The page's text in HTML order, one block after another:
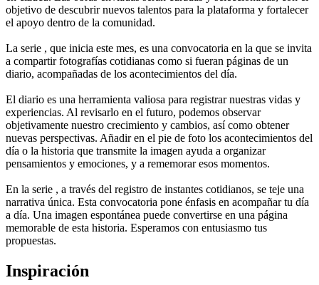
objetivo de descubrir nuevos talentos para la plataforma y fortalecer
el apoyo dentro de la comunidad.
La serie , que inicia este mes, es una convocatoria en la que se invita
a compartir fotografías cotidianas como si fueran páginas de un
diario, acompañadas de los acontecimientos del día.
El diario es una herramienta valiosa para registrar nuestras vidas y
experiencias. Al revisarlo en el futuro, podemos observar
objetivamente nuestro crecimiento y cambios, así como obtener
nuevas perspectivas. Añadir en el pie de foto los acontecimientos del
día o la historia que transmite la imagen ayuda a organizar
pensamientos y emociones, y a rememorar esos momentos.
En la serie , a través del registro de instantes cotidianos, se teje una
narrativa única. Esta convocatoria pone énfasis en acompañar tu día
a día. Una imagen espontánea puede convertirse en una página
memorable de esta historia. Esperamos con entusiasmo tus
propuestas.
Inspiración